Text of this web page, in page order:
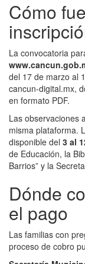
Cómo
La convocatoria
del 17 de marzo al
cancun-digital.mx,
en formato PDF.
Las observaciones
misma plataforma.
disponible del 3 al
de Educación, la
Barrios” y la
Dónde
el pago
Las familias con
proceso de cobro